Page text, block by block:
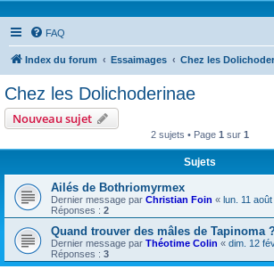
FAQ
Index du forum Essaimages Chez les
Chez les Dolichoderinae
Nouveau sujet
2 sujets • Page 1 sur 1
Sujets
Ailés de Bothriomyrmex
Dernier message par Christian Foin « lun. 11
Réponses : 2
Quand trouver des mâles de Tapinoma
Dernier message par Théotime Colin « dim. 12
Réponses : 3